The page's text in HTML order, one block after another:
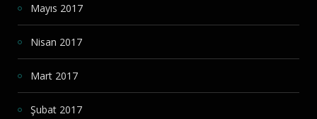
Mayıs 2017
Nisan 2017
Mart 2017
Şubat 2017